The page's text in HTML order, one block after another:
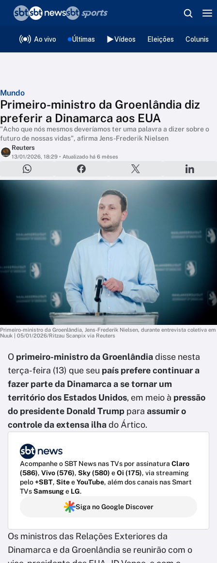
Ao vivo Últimas Vídeos Eleições
Mundo
Primeiro-ministro da Groenlândia diz
preferir a Dinamarca aos EUA
"Acho que nós mesmos deveríamos ter uma palavra a dizer sobre o
futuro de nossas vidas", afirma Jens-Frederik Nielsen
Reuters
13/01/2026, 18:29 • Atualizado há 6 mêses
Primeiro-ministro da Groenlândia, Jens-Frederik Nielsen, durante entrevista coletiva em
Nuuk | 05/01/2026/Ritzau Scanpix via Reuters
O primeiro-ministro da Groenlândiadisse nesta
terça-feira (13) que seu país prefere continuar a
fazer parte da Dinamarca a se tornar um
território dos Estados Unidos, em meio à pressão
do presidente Donald Trump para assumir o
controle da extensa ilhado Ártico.
Acompanhe o SBT News nas TVs por assinatura Claro
(586), Vivo (576), Sky (580) eOi (175), via streaming
pelo+SBT, SiteeYouTube, além dos canais nas Smart
TVsSamsunge LG.
Siga no Google Discover
Os ministros das Relações Exteriores da
Dinamarca e da Groenlândia se reunirão com o
❮voltar
Editorias